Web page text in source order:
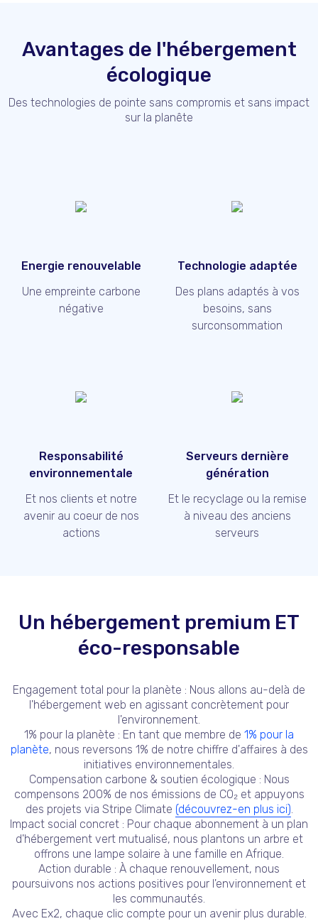
Avantages de l'hébergement
écologique
Des technologies de pointe sans compromis et sans impact
sur la planête
Energie renouvelable
Une empreinte carbone
négative
Technologie adaptée
Des plans adaptés à vos
besoins, sans
surconsommation
Responsabilité
environnementale
Et nos clients et notre
avenir au coeur de nos
actions
Serveurs dernière
génération
Et le recyclage ou la remise
à niveau des anciens
serveurs
Un hébergement premium ET
éco-responsable
Engagement total pour la planète : Nous allons au-delà de
l'hébergement web en agissant concrètement pour
l'environnement.
1% pour la planète : En tant que membre de 1% pour la
planète, nous reversons 1% de notre chiffre d'affaires à des
initiatives environnementales.
Compensation carbone & soutien écologique : Nous
compensons 200% de nos émissions de CO₂ et appuyons
des projets via Stripe Climate (découvrez-en plus ici).
Impact social concret : Pour chaque abonnement à un plan
d'hébergement vert mutualisé, nous plantons un arbre et
offrons une lampe solaire à une famille en Afrique.
Action durable : À chaque renouvellement, nous
poursuivons nos actions positives pour l'environnement et
les communautés.
Avec Ex2, chaque clic compte pour un avenir plus durable.